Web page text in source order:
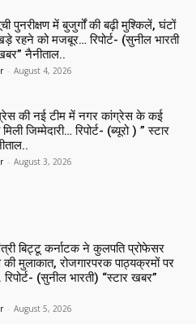
पुनरीक्षण में बुजुर्गों की बढ़ी मुश्किलें, घंटों
रहने को मजबूर… रिपोर्ट- (सुनील भारती
नैनीताल..
- August 4, 2026
की नई टीम में नगर कांग्रेस के कई
जिम्मेदारी… रिपोर्ट- (ब्यूरो ) ” स्टार
- August 3, 2026
मंत्री बिट्टू कर्नाटक ने कुलपति प्रोफेसर
मुलाकात, रोजगारपरक पाठ्यक्रमों पर
रिपोर्ट- (सुनील भारती) “स्टार खबर”
- August 5, 2026